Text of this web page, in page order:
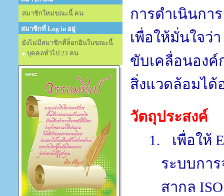
สมาชิกใหม่ขณะนี้ คน
สมาชิกที่ Log in อยู่
ยังไม่มีสมาชิกที่ล็อกอินในขณะนี้
บุคคลทั่วไป 23 คน
การดำเนินกา
เพื่อให้มั่นใจว่า
ขับเคลื่อนองค์
สิ่งแวดล้อมได้
วัตถุประสงค์
1.
เพื่อให้
ระบบกา
สากล